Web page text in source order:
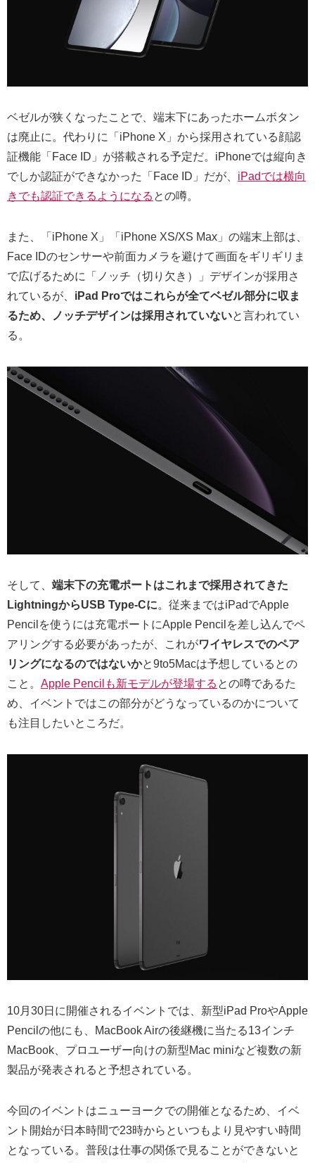
ベゼルが狭くなったことで、端末下にあったホームボタン
は廃止に。代わりに「iPhone X」から採用されている顔認
証機能「Face ID」が搭載される予定だ。iPhoneでは縦向き
でしか認証ができなかった「Face ID」だが、 iPadでは横向
きでも認証できるようになる との噂。
また、「iPhone X」「iPhone XS/XS Max」の端末上部は、
Face IDのセンサーや前面カメラを避けて画面をギリギリま
で広げるために「ノッチ（切り欠き）」デザインが採用さ
れているが、 iPad Proではこれらが全てベゼル部分に収ま
るため、ノッチデザインは採用されていないと言われてい
る。
そして、 端末下の充電ポートはこれまで採用されてきた
LightningからUSB Type-Cに。従来まではiPadでApple
Pencilを使うには充電ポートにApple Pencilを差し込んでペ
アリングする必要があったが、これがワイヤレスでのペア
リングになるのではないかと9to5Macは予想しているとの
こと。 Apple Pencilも新モデルが登場する との噂であるた
め、イベントではこの部分がどうなっているのかについて
も注目したいところだ。
10月30日に開催されるイベントでは、新型iPad ProやApple
Pencilの他にも、MacBook Airの後継機に当たる13インチ
MacBook、プロユーザー向けの新型Mac miniなど複数の新
製品が発表されると予想されている。
今回のイベントはニューヨークでの開催となるため、イベ
ント開始が日本時間で23時からといつもより見やすい時間
となっている。普段は仕事の関係で見ることができないと